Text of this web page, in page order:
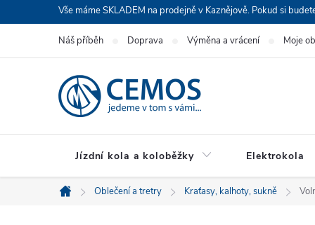
na
Vše máme SKLADEM na prodejně v Kaznějově. Pokud si
Náš příběh Doprava Výměna a vrácení Moje
Jízdní kola a koloběžky Elektrokola
Domů
Oblečení a tretry Kraťasy, kalhoty, sukně